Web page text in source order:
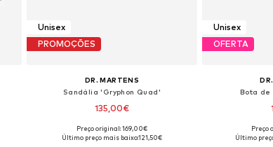
Unisex
PROMOÇÕES
DR. MARTENS
Sandália 'Gryphon Quad'
135,00€
Disponível em vários tamanhos
Preço original: 169,00€
Último preço mais baixo:121,50€
Unisex
OFERTA
Bota de
Tamanhos
Preço
Último